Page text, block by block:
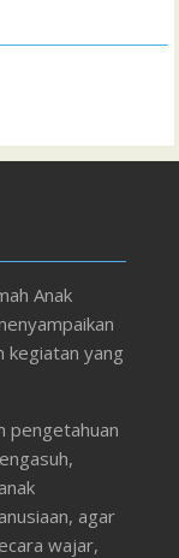
Anak
kegiatan yang
pengetahuan
agar
wajar,